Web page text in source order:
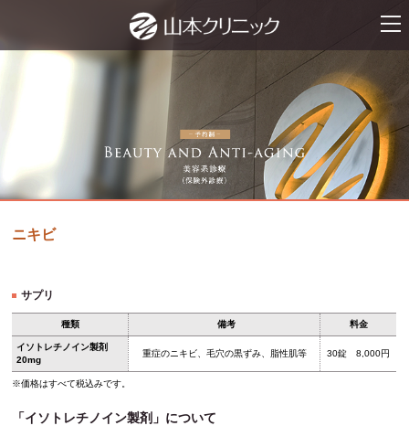
ナビ
ニキビ
サプリ
種類 備考 料金
イソトレチノイン製剤
20mg
重症のニキビ、毛穴の黒ずみ、脂性肌等 30錠 8,000円
※価格はすべて税込みです。
「イソトレチノイン製剤」について